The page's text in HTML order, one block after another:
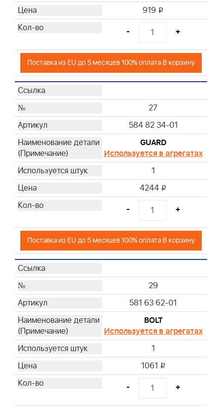
919 i
- +
Поставка из EU до 5 месяцев 100% оплата В корзину
27
584 82 34-01
GUARD
Используется в агрегатах
1
4244 i
- +
Поставка из EU до 5 месяцев 100% оплата В корзину
29
581 63 62-01
BOLT
Используется в агрегатах
1
1061 i
- +